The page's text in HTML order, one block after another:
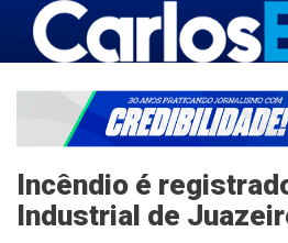
Incêndio é
Industrial de